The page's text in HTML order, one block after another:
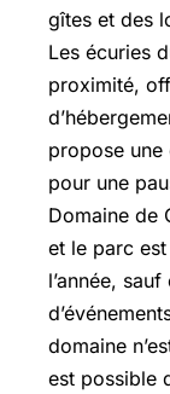
gîtes et des
Les écuries
proximité,
propose
pour une
Domaine de
et le parc
l’année,
domaine
est possible